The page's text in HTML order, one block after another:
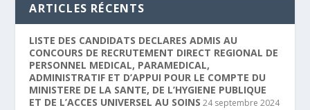
ARTICLES RÉCENTS
LISTE DES CANDIDATS DECLARES ADMIS AU
CONCOURS DE RECRUTEMENT DIRECT REGIONAL DE
PERSONNEL MEDICAL, PARAMEDICAL,
ADMINISTRATIF ET D’APPUI POUR LE COMPTE DU
MINISTERE DE LA SANTE, DE L’HYGIENE PUBLIQUE
ET DE L’ACCES UNIVERSEL AU SOINS 24 septembre 2024